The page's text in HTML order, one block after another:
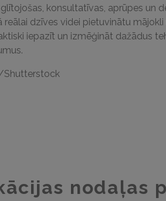
konsultatīvas, aprūpes un
reālai dzīves videi pietuvinātu
iepazīt un izmēģināt dažādus
Shutterstock
nodaļas